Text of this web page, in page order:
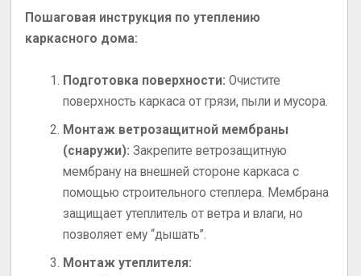
Пошаговая инструкция по утеплению
каркасного дома:
Подготовка поверхности: Очистите
поверхность каркаса от грязи, пыли и мусора.
Монтаж ветрозащитной мембраны
(снаружи): Закрепите ветрозащитную
мембрану на внешней стороне каркаса с
помощью строительного степлера. Мембрана
защищает утеплитель от ветра и влаги, но
позволяет ему “дышать”.
Монтаж утеплителя: